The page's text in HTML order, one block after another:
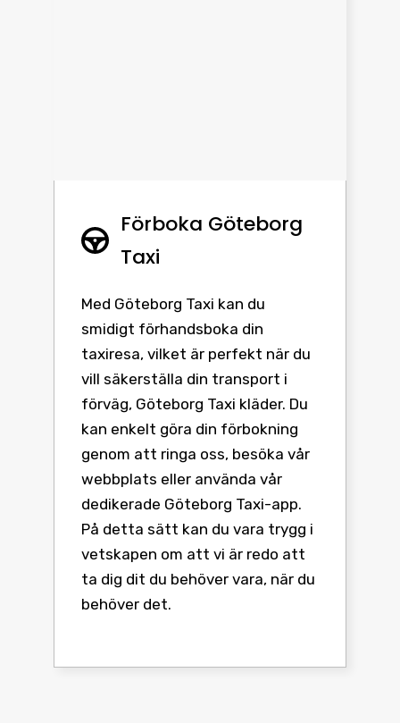
Förboka Göteborg
Taxi
Med Göteborg Taxi kan du
smidigt förhandsboka din
taxiresa, vilket är perfekt när du
vill säkerställa din transport i
förväg, Göteborg Taxi kläder. Du
kan enkelt göra din förbokning
genom att ringa oss, besöka vår
webbplats eller använda vår
dedikerade Göteborg Taxi-app.
På detta sätt kan du vara trygg i
vetskapen om att vi är redo att
ta dig dit du behöver vara, när du
behöver det.